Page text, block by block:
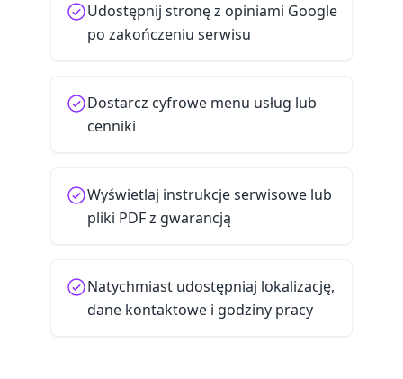
Udostępnij stronę z opiniami Google
po zakończeniu serwisu
Dostarcz cyfrowe menu usług lub
cenniki
Wyświetlaj instrukcje serwisowe lub
pliki PDF z gwarancją
Natychmiast udostępniaj lokalizację,
dane kontaktowe i godziny pracy